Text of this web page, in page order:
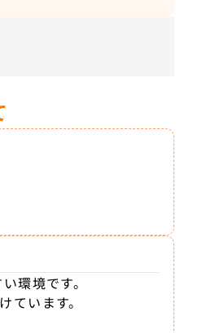
環境です。
います。